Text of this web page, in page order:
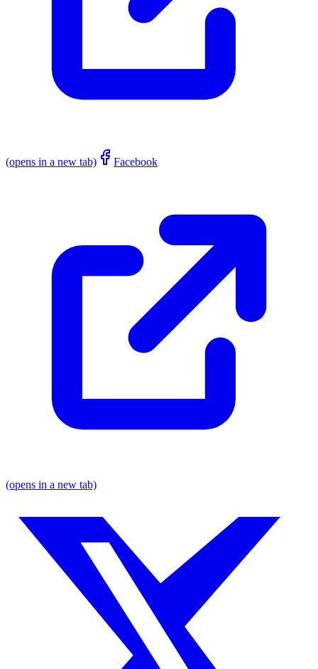
(opens in a new tab) Facebook
(opens in a new tab)